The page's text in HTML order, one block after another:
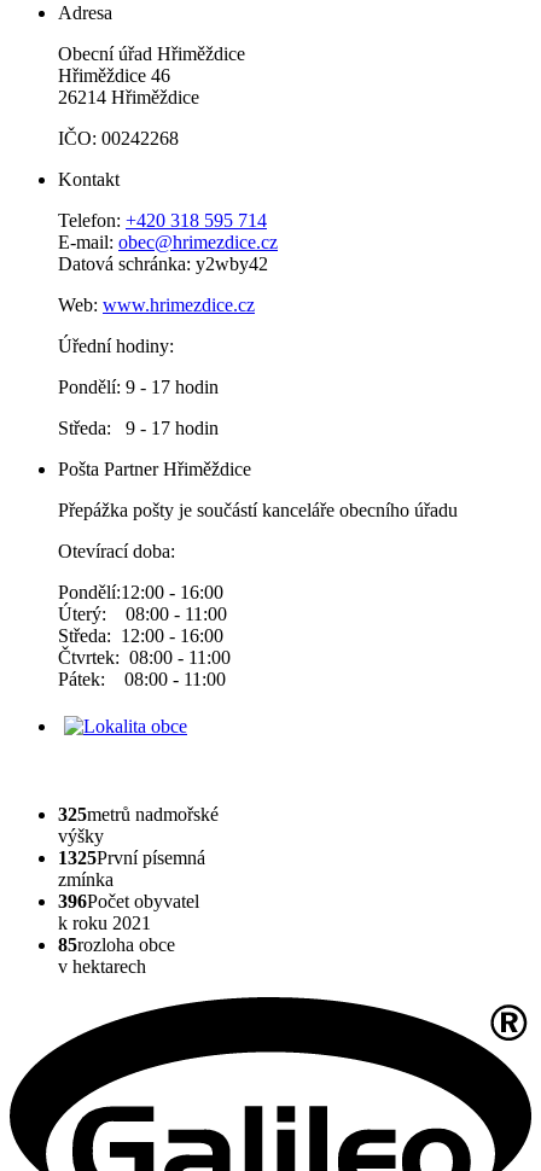
Adresa
Obecní úřad Hřiměždice
Hřiměždice 46
26214 Hřiměždice
IČO: 00242268
Kontakt
Telefon: +420 318 595 714
E-mail: obec@hrimezdice.cz
Datová schránka: y2wby42
Web: www.hrimezdice.cz
Úřední hodiny:
Pondělí: 9 - 17 hodin
Středa: 9 - 17 hodin
Pošta Partner Hřiměždice
Přepážka pošty je součástí kanceláře obecního úřadu
Otevírací doba:
Pondělí:12:00 - 16:00
Úterý: 08:00 - 11:00
Středa: 12:00 - 16:00
Čtvrtek: 08:00 - 11:00
Pátek: 08:00 - 11:00
325metrů nadmořské
výšky
1325První písemná
zmínka
396Počet obyvatel
k roku 2021
85rozloha obce
v hektarech